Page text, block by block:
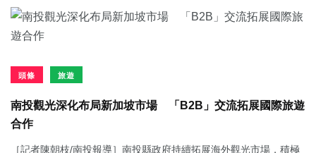
頭條 旅遊
南投觀光深化布局新加坡市場 「B2B」交流拓展國際旅遊
合作
［記者陳朝枝/南投報導］南投縣政府持續拓展海外觀光市場，積極